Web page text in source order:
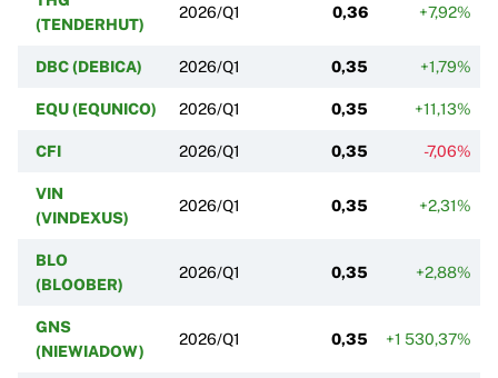
(TENDERHUT)
2026/Q1 0,36 +7,92%
DBC (DEBICA) 2026/Q1 0,35 +1,79%
EQU (EQUNICO) 2026/Q1 0,35 +11,13%
CFI 2026/Q1 0,35 -7,06%
VIN
(VINDEXUS)
2026/Q1 0,35 +2,31%
BLO
(BLOOBER)
2026/Q1 0,35 +2,88%
GNS
(NIEWIADOW)
2026/Q1 0,35 +1 530,37%